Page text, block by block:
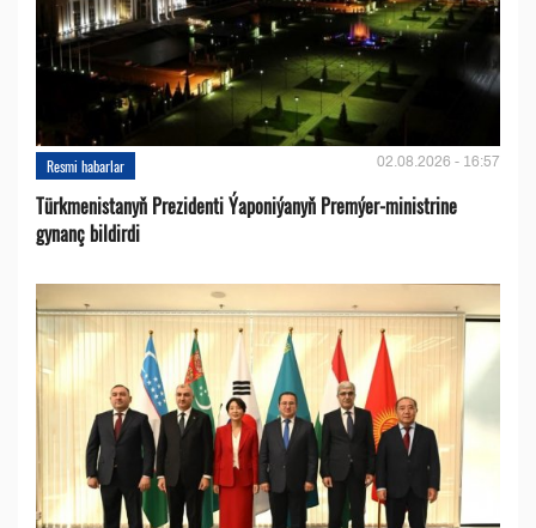
Resmi habarlar 02.08.2026 - 16:57
Türkmenistanyň Prezidenti Ýaponiýanyň Premýer-ministrine
gynanç bildirdi